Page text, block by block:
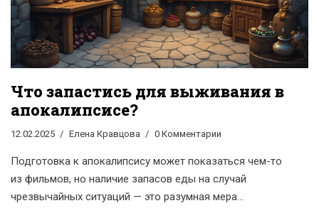
Что запастись для выживания в
апокалипсисе?
12.02.2025 Елена Кравцова 0 Комментарии
Подготовка к апокалипсису может показаться чем-то
из фильмов, но наличие запасов еды на случай
чрезвычайных ситуаций — это разумная мера